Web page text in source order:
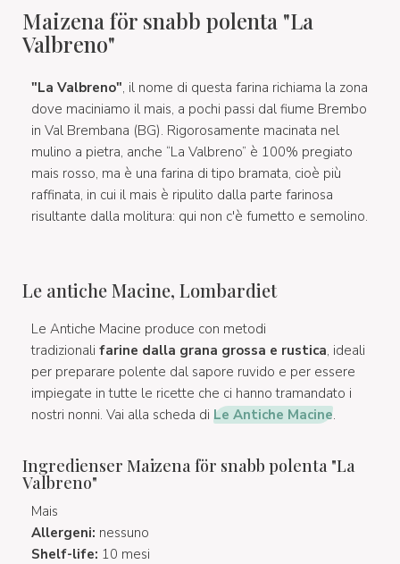
Maizena för snabb polenta "La
Valbreno"
"La Valbreno", il nome di questa farina richiama la zona
dove maciniamo il mais, a pochi passi dal fiume Brembo
in Val Brembana (BG). Rigorosamente macinata nel
mulino a pietra, anche “La Valbreno” è 100% pregiato
mais rosso, ma è una farina di tipo bramata, cioè più
raffinata, in cui il mais è ripulito dalla parte farinosa
risultante dalla molitura: qui non c'è fumetto e semolino.
Le antiche Macine, Lombardiet
Le Antiche Macine produce con metodi
tradizionali farine dalla grana grossa e rustica, ideali
per preparare polente dal sapore ruvido e per essere
impiegate in tutte le ricette che ci hanno tramandato i
nostri nonni. Vai alla scheda di Le Antiche Macine.
Ingredienser Maizena för snabb polenta "La
Valbreno"
Mais
Allergeni: nessuno
Shelf-life: 10 mesi